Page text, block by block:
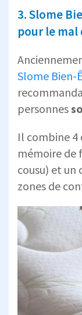
3. Slome
pour le mal
Slome Bien-
personnes
Il combine 4
mémoire de
cousu) et un
zones de